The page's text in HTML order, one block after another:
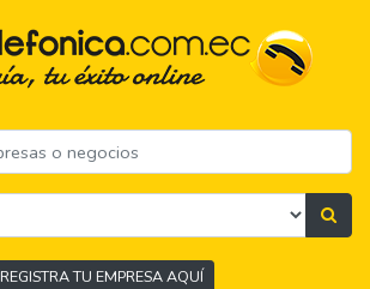
REGISTRA TU EMPRESA AQUÍ